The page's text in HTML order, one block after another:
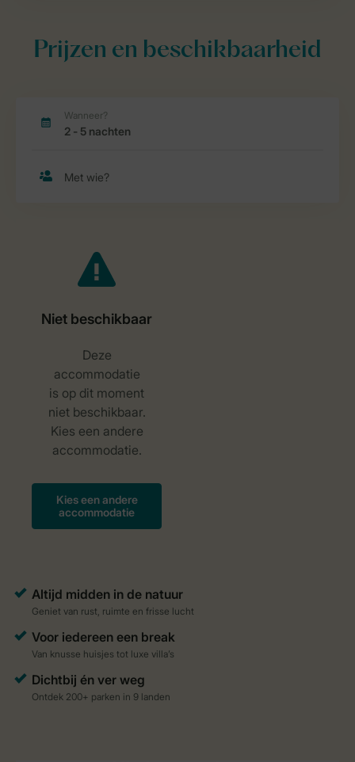
Prijzen en beschikbaarheid